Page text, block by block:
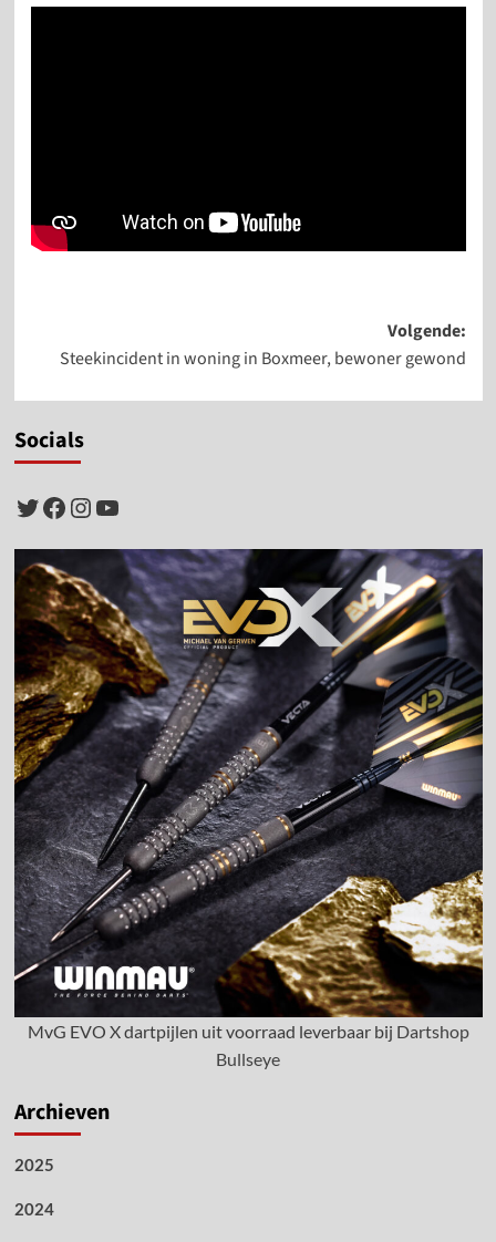
navigatie
Volgende:
Steekincident in woning in Boxmeer, bewoner gewond
Socials
Twitter
Facebook
Instagram
YouTube
MvG EVO X dartpijlen uit voorraad leverbaar bij Dartshop
Bullseye
Archieven
2025
2024